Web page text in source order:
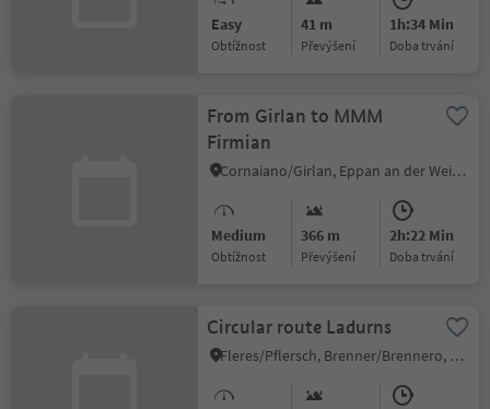
Easy
Obtížnost
41 m
Převýšení
1h:34 Min
doba trvání
From Girlan to MMM
Firmian
Cornaiano/Girlan, Eppan an der Weinstaße/Appiano sulla Strada del Vino, Alto Adige Wine Road
Medium
Obtížnost
366 m
Převýšení
2h:22 Min
doba trvání
Circular route Ladurns
Fleres/Pflersch, Brenner/Brennero, Sterzing/Vipiteno and environs